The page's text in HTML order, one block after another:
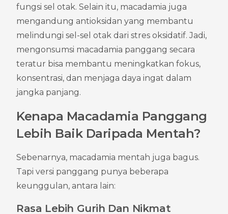
fungsi sel otak. Selain itu, macadamia juga
mengandung antioksidan yang membantu
melindungi sel-sel otak dari stres oksidatif. Jadi,
mengonsumsi macadamia panggang secara
teratur bisa membantu meningkatkan fokus,
konsentrasi, dan menjaga daya ingat dalam
jangka panjang.
Kenapa Macadamia Panggang
Lebih Baik Daripada Mentah?
Sebenarnya, macadamia mentah juga bagus.
Tapi versi panggang punya beberapa
keunggulan, antara lain:
Rasa Lebih Gurih Dan Nikmat